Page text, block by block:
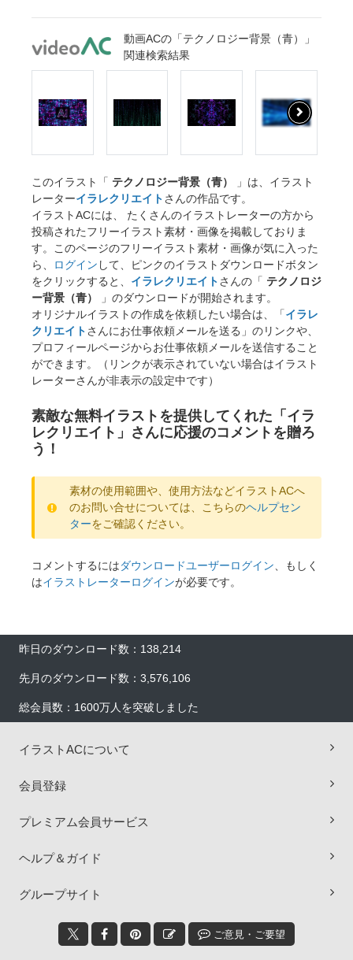
動画ACの「テクノロジー背景（青）」
関連検索結果
このイラスト「 テクノロジー背景（青）
」は、イラスト
レーターイラレクリエイトさんの作品です。
イラストACには、 たくさんのイラストレーターの方から
投稿されたフリーイラスト素材・画像を掲載しておりま
す。このページのフリーイラスト素材・画像が気に入った
ら、
ログイン して、ピンクのイラストダウンロードボタン
をクリックすると、 イラレクリエイトさんの「 テクノロジ
ー背景（青）
」のダウンロードが開始されます。
オリジナルイラストの作成を依頼したい場合は、「イラレ
クリエイトさんにお仕事依頼メールを送る」のリンクや、
プロフィールページからお仕事依頼メールを送信すること
ができます。（リンクが表示されていない場合はイラスト
レーターさんが非表示の設定中です）
素敵な無料イラストを提供してくれた「イラ
レクリエイト」さんに応援のコメントを贈ろ
う！
素材の使用範囲や、使用方法などイラストACへ
のお問い合せについては、こちらのヘルプセン
ターをご確認ください。
コメントするにはダウンロードユーザーログイン、もしく
はイラストレーターログインが必要です。
昨日のダウンロード数：138,214
先月のダウンロード数：3,576,106
総会員数：1600万人を突破しました
イラストACについて
会員登録
プレミアム会員サービス
ヘルプ＆ガイド
グループサイト
ご意見・ご要望